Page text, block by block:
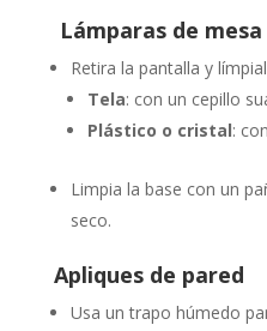
Lámparas de mesa
Retira la pantalla y
Tela: con un cepillo
Plástico o cristal: con
Limpia la base con un
seco.
Apliques de pared
Usa untrapo húmedo